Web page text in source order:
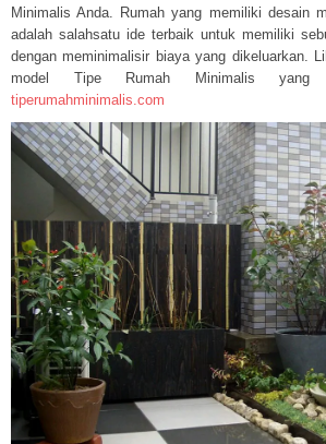
Minimalis Anda. Rumah yang memiliki desain
adalah salahsatu ide terbaik untuk memiliki
dengan meminimalisir biaya yang dikeluarkan.
model Tipe Rumah Minimalis
tiperumahminimalis.com